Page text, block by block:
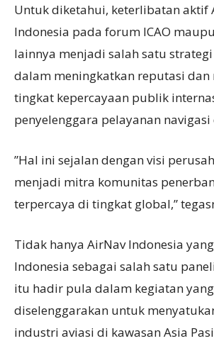
Untuk diketahui, keterlibatan aktif
Indonesia pada forum ICAO
lainnya menjadi salah satu
dalam meningkatkan reputasi dan
tingkat kepercayaan publik
penyelenggara pelayanan
”Hal ini sejalan dengan visi
menjadi mitra komunitas
terpercaya di tingkat global,”
Tidak hanya AirNav Indonesia
Indonesia sebagai salah satu
itu hadir pula dalam kegiatan yang
diselenggarakan untuk
industri aviasi di kawasan Asia